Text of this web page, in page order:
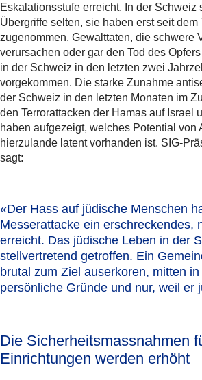
Eskalationsstufe erreicht. In der Schweiz
Übergriffe selten, sie haben erst seit dem
zugenommen. Gewalttaten, die schwere
verursachen oder gar den Tod des
in der Schweiz in den letzten zwei
vorgekommen. Die starke Zunahme
der Schweiz in den letzten Monaten im
den Terrorattacken der Hamas auf Israel
haben aufgezeigt, welches Potential von
hierzulande latent vorhanden ist. SIG-
sagt:
«Der Hass auf jüdische Menschen
Messerattacke ein erschreckendes,
erreicht. Das jüdische Leben in der
stellvertretend getroffen. Ein
brutal zum Ziel auserkoren, mitten
persönliche Gründe und nur, weil er
Die Sicherheitsmassnahmen
Einrichtungen werden erhöht